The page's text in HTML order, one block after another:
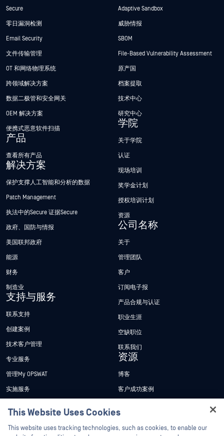
Secure
零日漏洞检测
Email Security
文件传输管理
OT 和网络物理系统
跨领域解决方案
数据二极管和安全网关
OEM 解决方案
便携式恶意软件扫描
产品
查看所有产品
解决方案
保护支撑人工智能和分析的数据
Patch Management
执法中的Secure 证据Secure
政府、国防与情报
美国联邦政府
能源
财务
制造业
支持与服务
联系支持
创建案例
技术客户管理
专业服务
管理My OPSWAT
实施服务
培训
Adaptive Sandbox
威胁情报
SBOM
File-Based Vulnerability Assessment
原产国
档案提取
技术中心
研究中心
学院
关于学院
认证
现场培训
奖学金计划
授权培训计划
资源
公司名称
关于
管理团队
客户
订阅电子报
产品合规与认证
职业生涯
空缺职位
联系我们
资源
博客
客户成功案例
This Website Uses Cookies
This website uses tracking technologies, such as cookies, to enable our
Hey there!